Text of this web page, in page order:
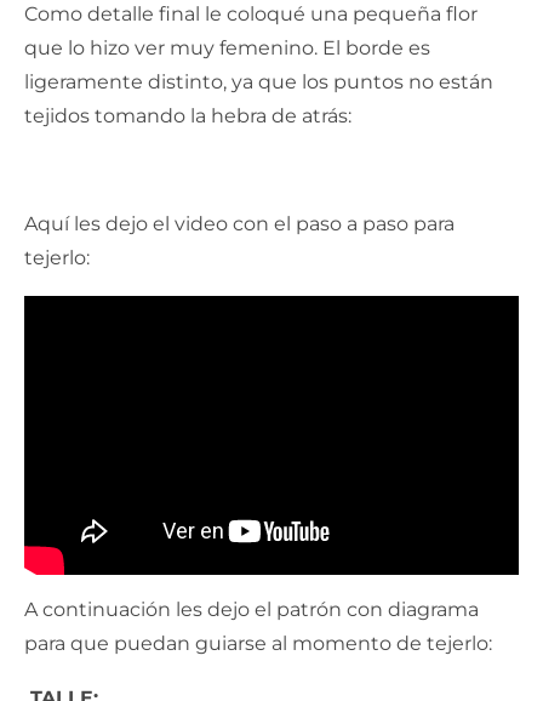
Como detalle final le coloqué una pequeña flor
que lo hizo ver muy femenino. El borde es
ligeramente distinto, ya que los puntos no están
tejidos tomando la hebra de atrás:
Aquí les dejo el video con el paso a paso para
tejerlo:
A continuación les dejo el patrón con diagrama
para que puedan guiarse al momento de tejerlo: